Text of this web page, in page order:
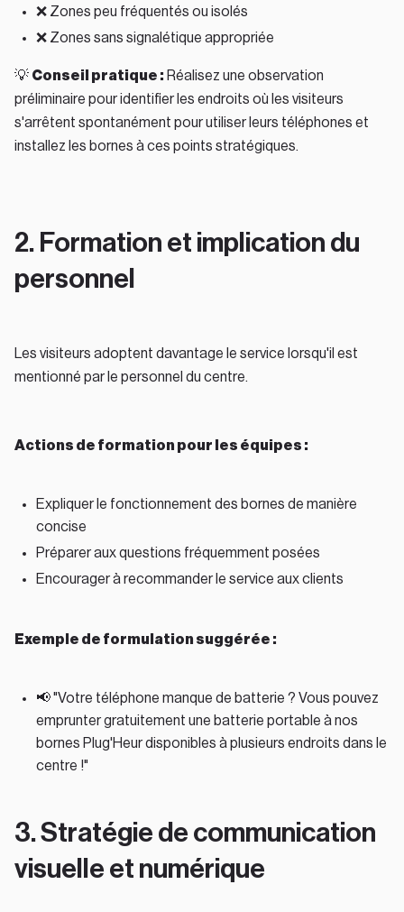
❌ Zones peu fréquentés ou isolés
❌ Zones sans signalétique appropriée
💡 Conseil pratique : Réalisez une observation
préliminaire pour identifier les endroits où les visiteurs
s'arrêtent spontanément pour utiliser leurs téléphones et
installez les bornes à ces points stratégiques.
2. Formation et implication du
personnel
Les visiteurs adoptent davantage le service lorsqu'il est
mentionné par le personnel du centre.
Actions de formation pour les équipes :
Expliquer le fonctionnement des bornes de manière
concise
Préparer aux questions fréquemment posées
Encourager à recommander le service aux clients
Exemple de formulation suggérée :
📢 "Votre téléphone manque de batterie ? Vous pouvez
emprunter gratuitement une batterie portable à nos
bornes Plug'Heur disponibles à plusieurs endroits dans le
centre !"
3. Stratégie de communication
visuelle et numérique